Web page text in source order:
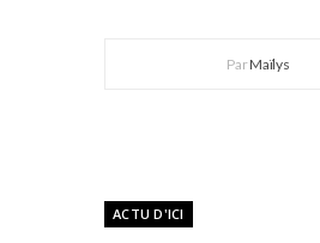
ParMaïlys
ACTU D'ICI